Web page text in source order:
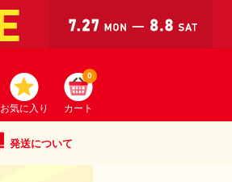
お気に入り カート
0
発送について